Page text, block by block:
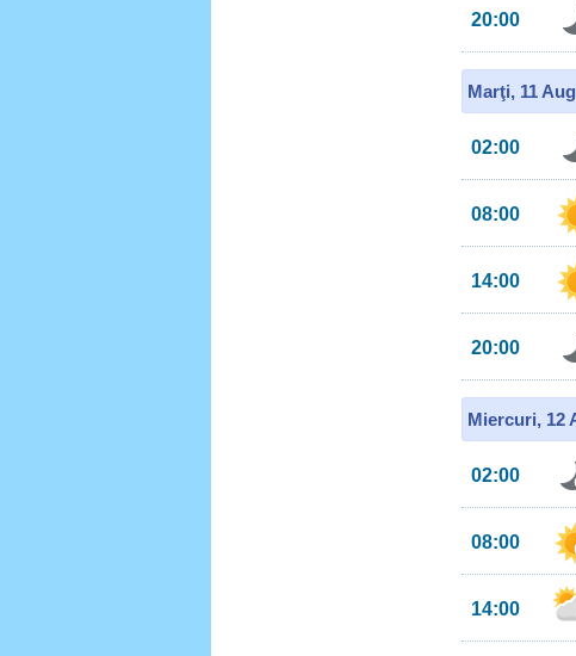
20:00
Marţi, 11
02:00
08:00
14:00
20:00
Miercuri, 12
02:00
08:00
14:00